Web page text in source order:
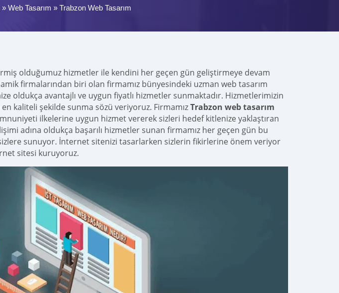
» Web Tasarım » Trabzon Web Tasarım
olduğumuz hizmetler ile kendini her geçen gün geliştirmeye devam
firmalarından biri olan firmamız bünyesindeki uzman web tasarım
oldukça avantajlı ve uygun fiyatlı hizmetler sunmaktadır. Hizmetlerimizin
kaliteli şekilde sunma sözü veriyoruz. FirmamızTrabzon web tasarım
ilkelerine uygun hizmet vererek sizleri hedef kitlenize yaklaştıran
adına oldukça başarılı hizmetler sunan firmamız her geçen gün bu
sunuyor. İnternet sitenizi tasarlarken sizlerin fikirlerine önem veriyor
sitesi kuruyoruz.